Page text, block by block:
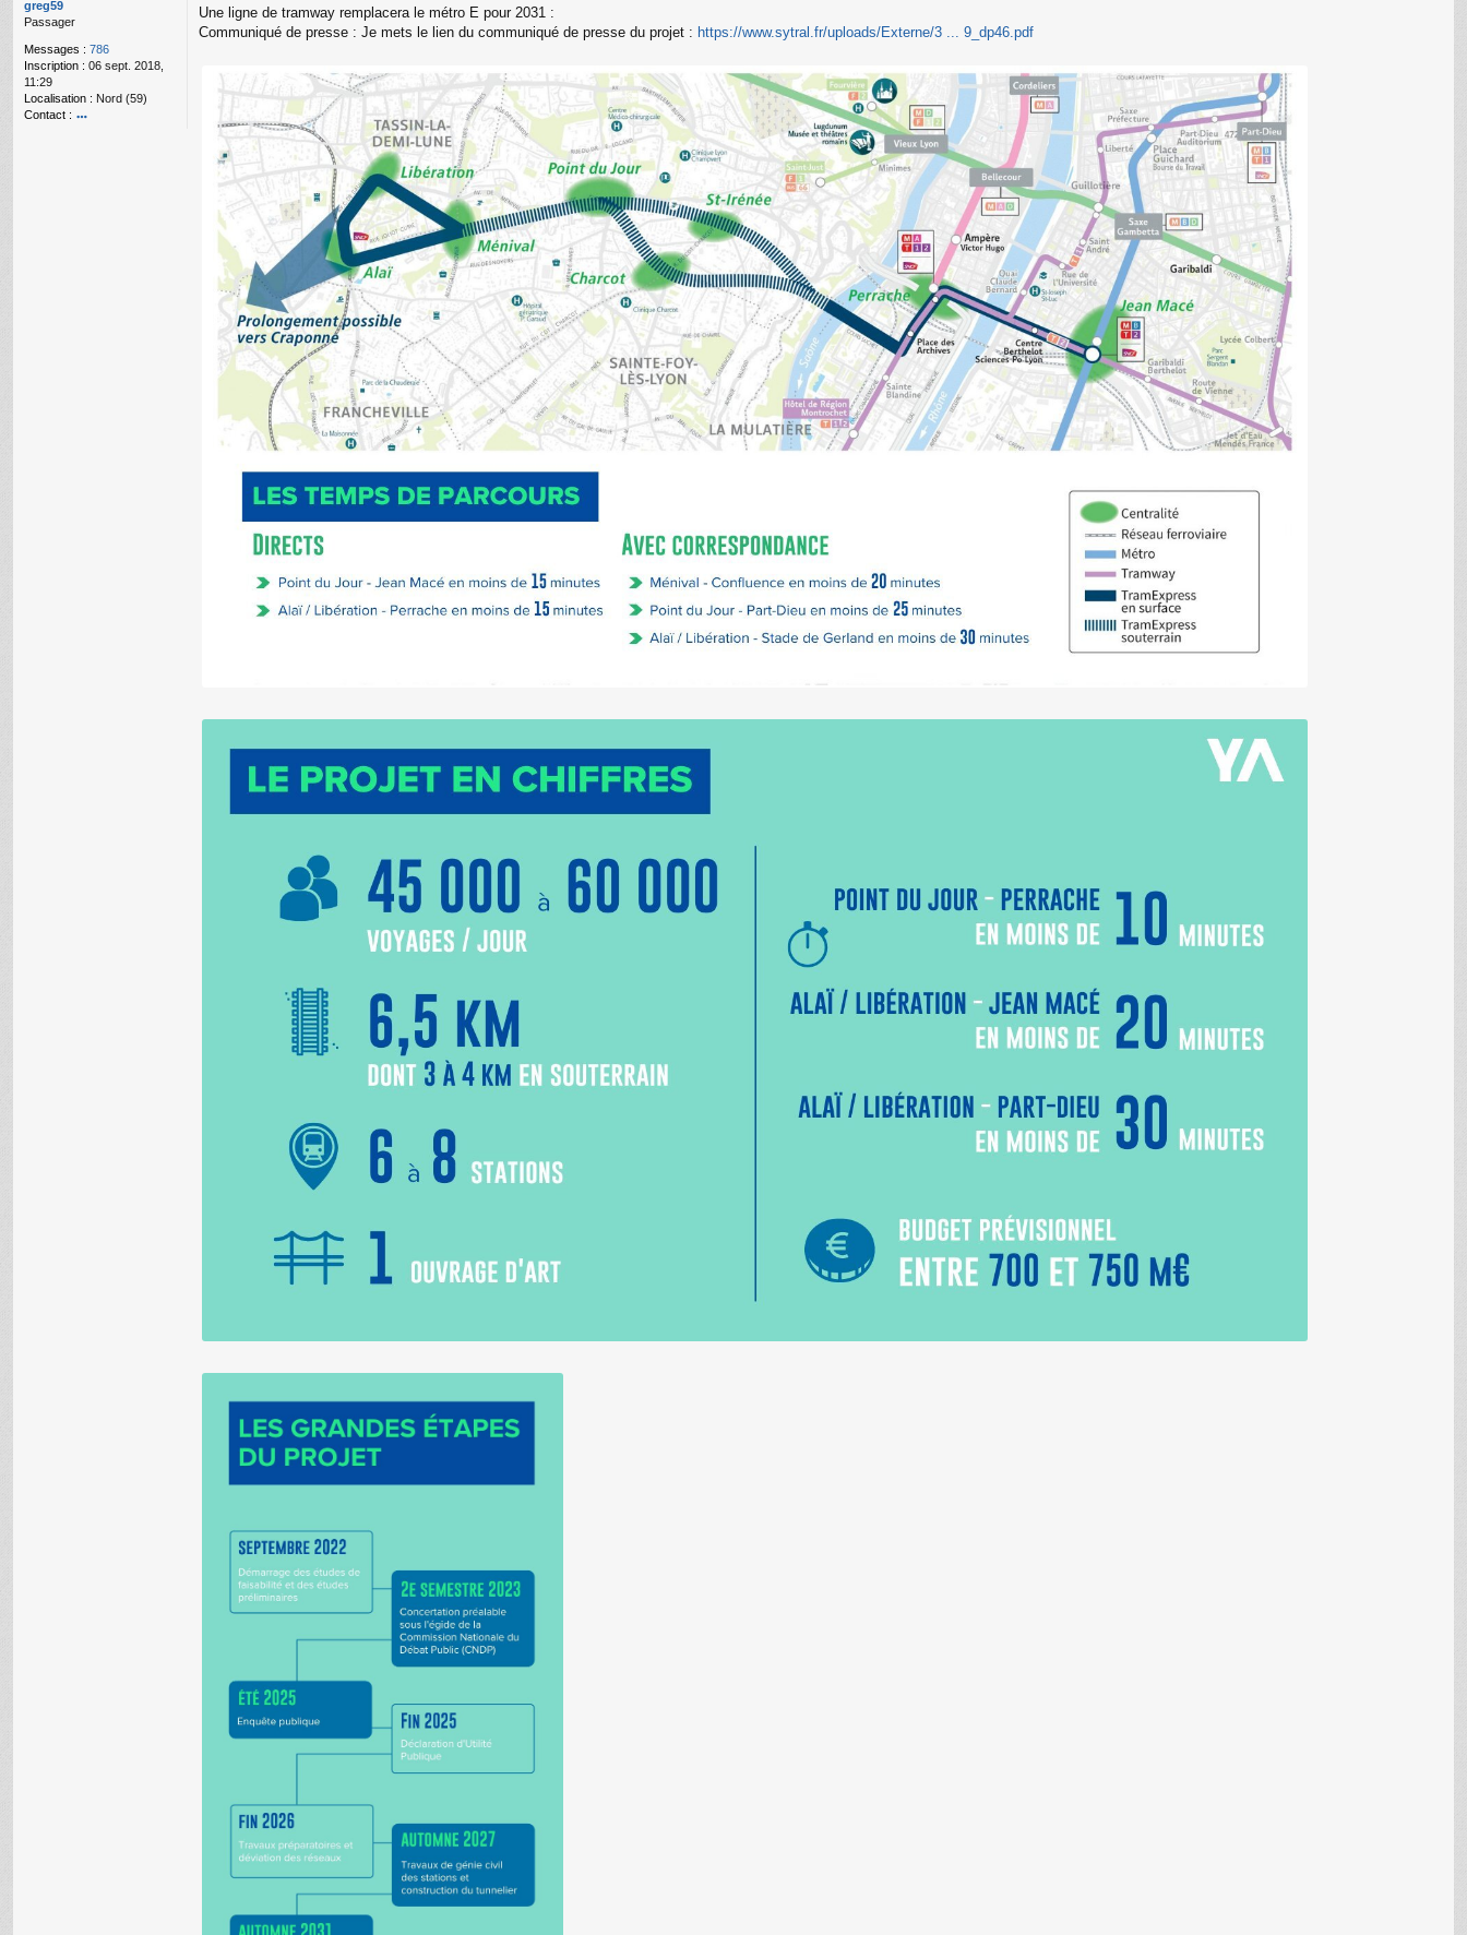
greg59
Passager
Messages : 786
Inscription : 06 sept. 2018,
11:29
Localisation : Nord (59)
Contact :
C
e
n
Une ligne de tramway remplacera le métro E pour 2031 :
Communiqué de presse : Je mets le lien du communiqué de presse du projet : https://www.sytral.fr/uploads/Externe/3 ... 9_dp46.pdf